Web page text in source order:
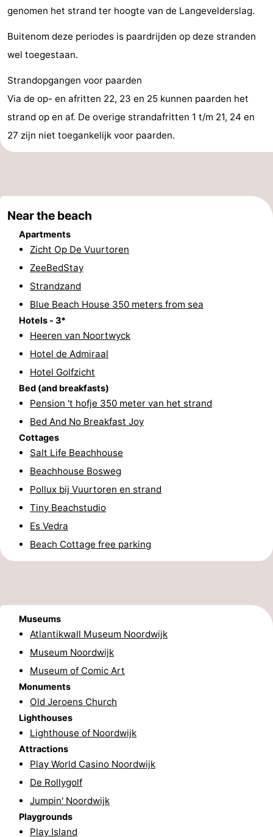
Cities
Sports
-
Swimming
-
Hiking
-
Horse
courses
Surfing
-
Beverages
Events
Practical
Forum
Route
Parking
Medical
addresses
Region
North
Holland
Nature
Schoorlse
Bergen
aan
Noordhollands
duinreservaat
aan
Zee
Nature
Zuid-
Kennermerland
Amsterdam
Haarlem
Holland
Leiden
Bollenstreek
genomen het strand ter hoogte van de Langevelderslag.
Buitenom deze periodes is paardrijden op deze stranden
wel toegestaan.
Strandopgangen voor paarden
Via de op- en afritten 22, 23 en 25 kunnen paarden het
strand op en af. De overige strandafritten 1 t/m 21, 24 en
27 zijn niet toegankelijk voor paarden.
Near the beach
Apartments
Zicht Op De Vuurtoren
ZeeBedStay
Strandzand
Blue Beach House 350 meters from sea
Hotels - 3*
Heeren van Noortwyck
Hotel de Admiraal
Hotel Golfzicht
Bed (and breakfasts)
Pension 't hofje 350 meter van het strand
Bed And No Breakfast Joy
Cottages
Salt Life Beachhouse
Beachhouse Bosweg
Pollux bij Vuurtoren en strand
Tiny Beachstudio
Es Vedra
Beach Cottage free parking
Museums
Atlantikwall Museum Noordwijk
Museum Noordwijk
Museum of Comic Art
Monuments
Old Jeroens Church
Lighthouses
Lighthouse of Noordwijk
Attractions
Play World Casino Noordwijk
De Rollygolf
Jumpin' Noordwijk
Playgrounds
Play Island